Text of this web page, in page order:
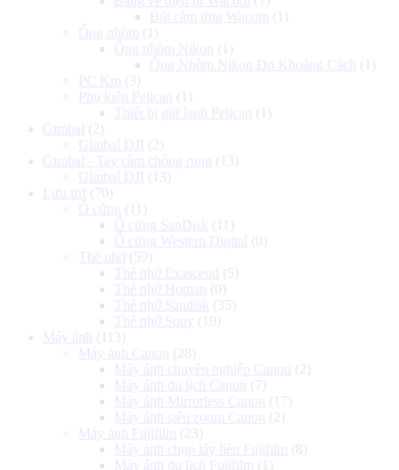
Bút cảm ứng Wacom (1)
Ống nhòm (1)
Ống nhòm Nikon
(1)
Ống Nhòm Nikon Đo Khoảng Cách
(1)
PC Km (3)
Phụ kiện Pelican
(1)
Thiết bị giữ lạnh Pelican
(1)
Gimbal (2)
Gimbal DJI (2)
Gimbal - Tay cầm chống rung (13)
Gimbal DJI (13)
Lưu trữ (70)
Ổ cứng (11)
Ổ cứng SanDisk (11)
Ổ cứng Western Digital (0)
Thẻ nhớ (59)
Thẻ nhớ Exascend
(5)
Thẻ nhớ Homan
(0)
Thẻ nhớ Sandisk (35)
Thẻ nhớ Sony (19)
Máy ảnh
(113)
Máy ảnh Canon
(28)
Máy ảnh chuyên nghiệp Canon
(2)
Máy ảnh du lịch Canon
(7)
Máy ảnh Mirrorless Canon
(17)
Máy ảnh siêu zoom Canon
(2)
Máy ảnh Fujifilm (23)
Máy ảnh chụp lấy liền Fujifilm (8)
Máy ảnh du lịch Fujifilm (1)